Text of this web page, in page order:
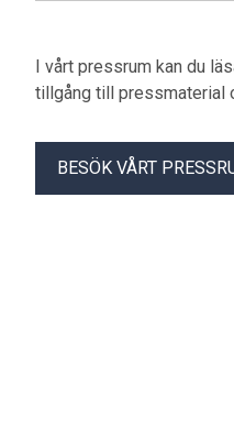
I vårt pressrum kan du
tillgång till pressmaterial
BESÖK VÅRT